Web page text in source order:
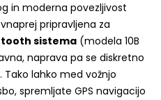
in moderna povezljivost
pripravljena za
sistema (modela 10B
naprava pa se diskretno
lahko med vožnjo
spremljate GPS navigacijo